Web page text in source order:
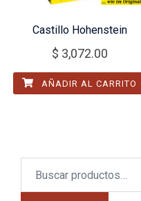
Castillo Hohenstein
$ 3,072.00
AÑADIR AL CARRITO